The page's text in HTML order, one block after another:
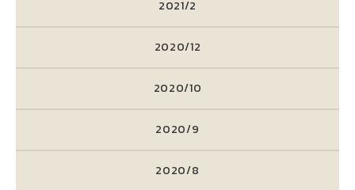
2021/2
2020/12
2020/10
2020/9
2020/8